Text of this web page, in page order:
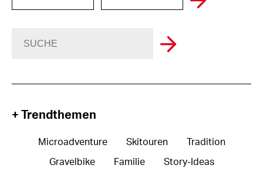
+ Trendthemen
Microadventure Skitouren Tradition
Gravelbike Familie Story-Ideas